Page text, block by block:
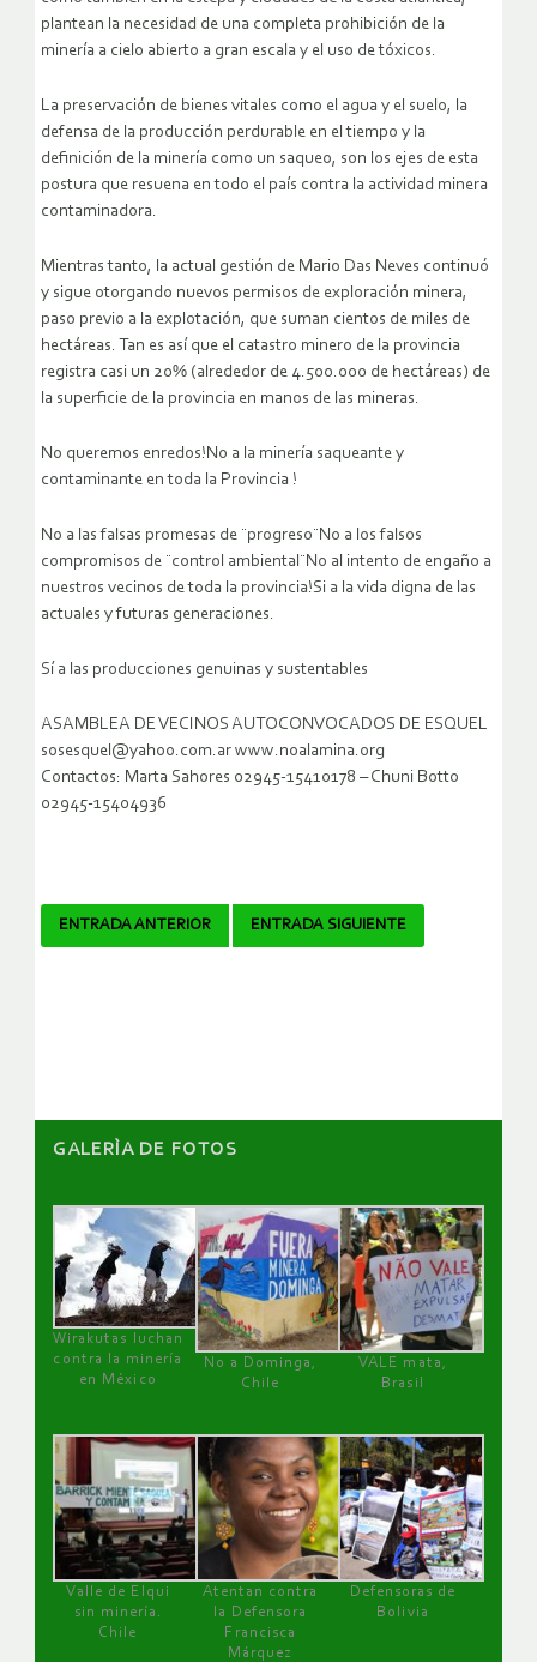
plantean la necesidad de una completa prohibición de la
minería a cielo abierto a gran escala y el uso de tóxicos.
La preservación de bienes vitales como el agua y el suelo, la
defensa de la producción perdurable en el tiempo y la
definición de la minería como un saqueo, son los ejes de esta
postura que resuena en todo el país contra la actividad minera
contaminadora.
Mientras tanto, la actual gestión de Mario Das Neves continuó
y sigue otorgando nuevos permisos de exploración minera,
paso previo a la explotación, que suman cientos de miles de
hectáreas. Tan es así que el catastro minero de la provincia
registra casi un 20% (alrededor de 4.500.000 de hectáreas) de
la superficie de la provincia en manos de las mineras.
No queremos enredos!No a la minería saqueante y
contaminante en toda la Provincia !
No a las falsas promesas de ¨progreso¨No a los falsos
compromisos de ¨control ambiental¨No al intento de engaño a
nuestros vecinos de toda la provincia!Si a la vida digna de las
actuales y futuras generaciones.
Sí a las producciones genuinas y sustentables
ASAMBLEA DE VECINOS AUTOCONVOCADOS DE ESQUEL
sosesquel@yahoo.com.ar www.noalamina.org
Contactos: Marta Sahores 02945-15410178 – Chuni Botto
02945-15404936
Navegador
ENTRADA ANTERIOR ENTRADA SIGUIENTE
GALERÌA DE FOTOS
Wirakutas luchan
contra la minería
en México
No a Dominga,
Chile
VALE mata,
Brasil
Valle de Elqui
sin minería.
Chile
Atentan contra
la Defensora
Francisca
Márquez
Defensoras de
Bolivia